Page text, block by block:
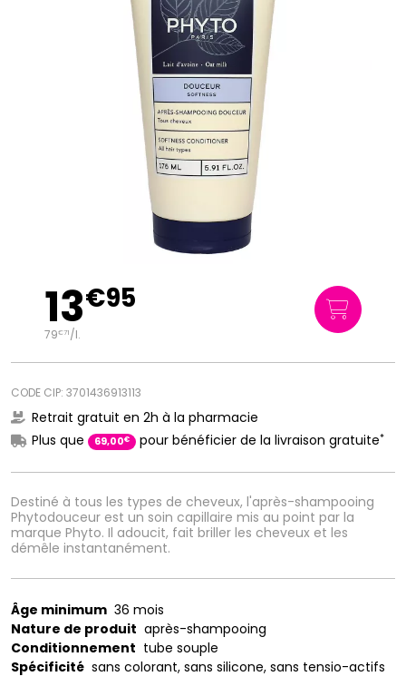
Destiné à tous les types de cheveux, l'après-shampooing
Phytodouceur est un soin capillaire mis au point par la
marque Phyto. Il adoucit, fait briller les cheveux et les
démêle instantanément.
13€95
79€71/l.
CODE CIP: 3701436913113
Retrait gratuit en 2h à la pharmacie
Plus que
69,00€ pour bénéficier de la livraison gratuite*
Âge minimum 36 mois
Nature de produit après-shampooing
Conditionnement tube souple
Spécificité sans colorant, sans silicone, sans tensio-actifs